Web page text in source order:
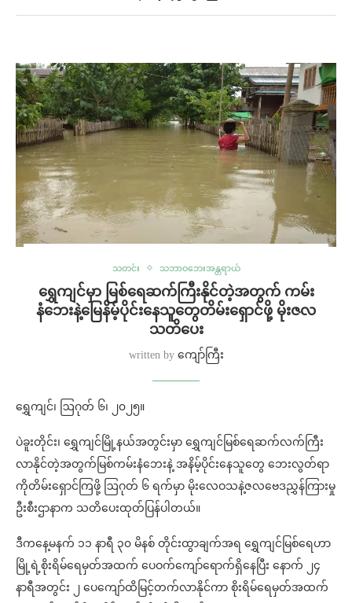
သတင်း သဘာဝဘေးအန္တရာယ်
ရွှေကျင်မှာ မြစ်ရေဆက်ကြီးနိုင်တဲ့အတွက် ကမ်း
နံဘေးနဲ့မြေနိမ့်ပိုင်းနေသူတွေတိမ်းရှောင်ဖို့ မိုးဇလ
သတိပေး
written by ကျော်ကြီး
ရွှေကျင်၊ ဩဂုတ် ၆၊ ၂၀၂၅။
ပဲခူးတိုင်း၊ ရွှေကျင်မြို့နယ်အတွင်းမှာ ရွှေကျင်မြစ်ရေဆက်လက်ကြီး
လာနိုင်တဲ့အတွက်မြစ်ကမ်းနံဘေးနဲ့ အနိမ့်ပိုင်းနေသူတွေ ဘေးလွတ်ရာ
ကိုတိမ်းရှောင်ကြဖို့ ဩဂုတ် ၆ ရက်မှာ မိုးလေဝသနဲ့ဇလဗေဒညွှန်ကြားမှု
ဦးစီးဌာနာက သတိပေးထုတ်ပြန်ပါတယ်။
ဒီကနေ့မနက် ၁၁ နာရီ ၃၀ မိနစ် တိုင်းထွာချက်အရ ရွှေကျင်မြစ်ရေဟာ
မြို့ရဲ့စိုးရိမ်ရေမှတ်အထက် ပေဝက်ကျော်ရောက်ရှိနေပြီး နောက် ၂၄
နာရီအတွင်း ၂ ပေကျော်ထိမြင့်တက်လာနိုင်ကာ စိုးရိမ်ရေမှတ်အထက်